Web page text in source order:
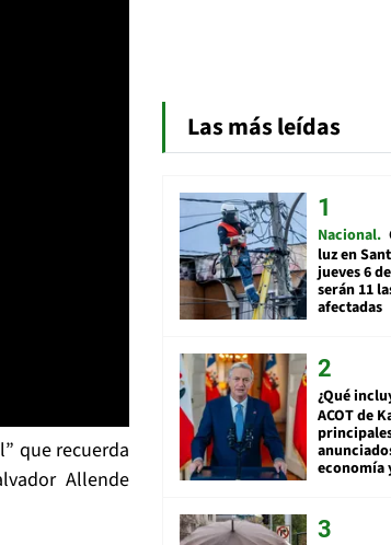
que recuerda
Allende
Las más leídas
Nacional
luz en
jueves 6
serán 11
afectadas
¿Qué
ACOT de
economía